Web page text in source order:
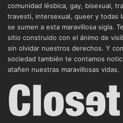
comunidad lésbica, gay, bisexual,
travesti, intersexual, queer y todas
se sumen a esta maravillosa sigla.
sitio construido con el ánimo de
sin olvidar nuestros derechos. Y
sociedad también te contamos
atañen nuestras maravillosas vidas.